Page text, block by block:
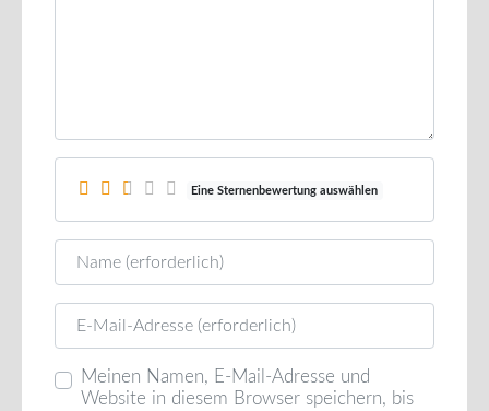
Eine Sternenbewertung auswählen
Name
E-Mail
Meinen Namen, E-Mail-Adresse und
Website in diesem Browser speichern, bis